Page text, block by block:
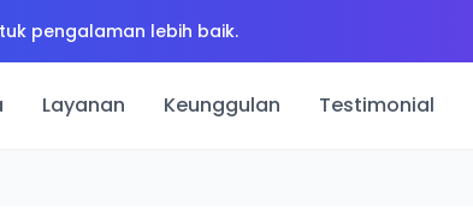
pengalaman lebih baik.
Layanan Keunggulan Testimonial